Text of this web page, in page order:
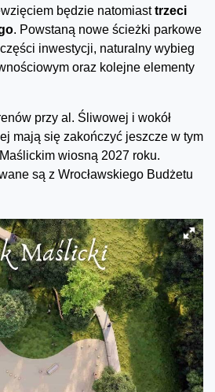
będzie natomiasttrzeci
. Powstaną nowe ścieżki parkowe
inwestycji, naturalny wybieg
oraz kolejne elementy
przy al. Śliwowej i wokół
mają się zakończyć jeszcze w tym
wiosną 2027 roku.
są z Wrocławskiego Budżetu